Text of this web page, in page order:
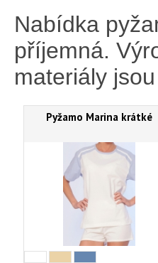
Nabídka
příjemná.
materiály
Pyžamo Marina krátké